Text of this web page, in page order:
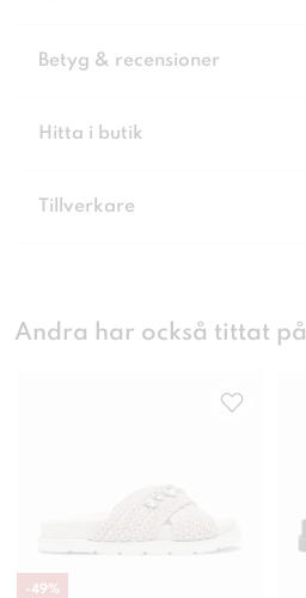
Betyg & recensioner
Hitta i butik
Tillverkare
Andra har också tittat på
-49%